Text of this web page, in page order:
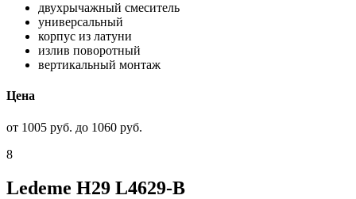
двухрычажный смеситель
универсальный
корпус из латуни
излив поворотный
вертикальный монтаж
Цена
от 1005 руб. до 1060 руб.
8
Ledeme H29 L4629-B